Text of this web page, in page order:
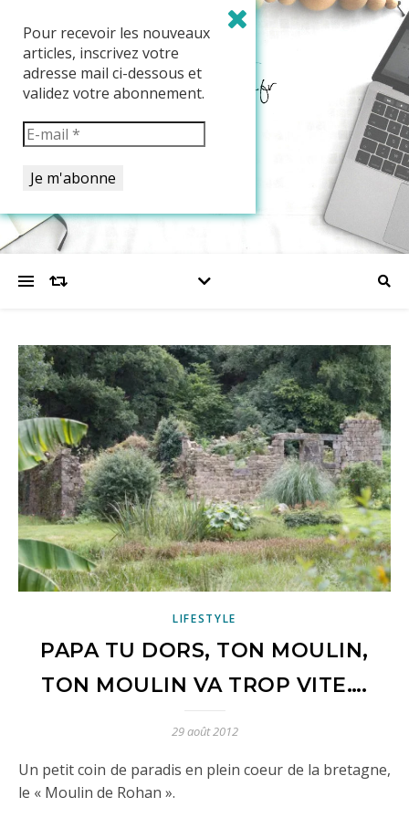
LIFESTYLE
PAPA TU DORS, TON MOULIN,
TON MOULIN VA TROP VITE….
29 août 2012
Un petit coin de paradis en plein coeur de la bretagne,
le « Moulin de Rohan ».
Pour recevoir les nouveaux
articles, inscrivez votre
adresse mail ci-dessous et
validez votre abonnement.